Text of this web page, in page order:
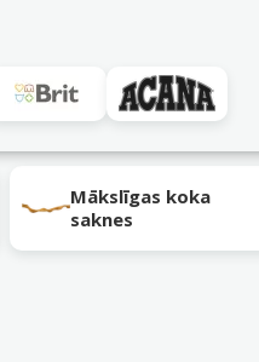
Mākslīgas koka
saknes